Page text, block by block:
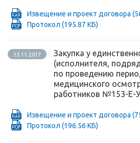
Извещение и проект договора
Протокол (195.87 КБ)
15.11.2017
Закупка у
(исполнителя,
по проведению
медицинского
работников №153-Е-
Извещение и проект договора
Протокол (196.56 КБ)